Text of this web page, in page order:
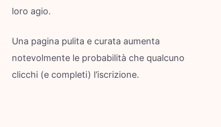
loro agio.
Una pagina pulita e curata aumenta
notevolmente le probabilità che qualcuno
clicchi (e completi) l’iscrizione.